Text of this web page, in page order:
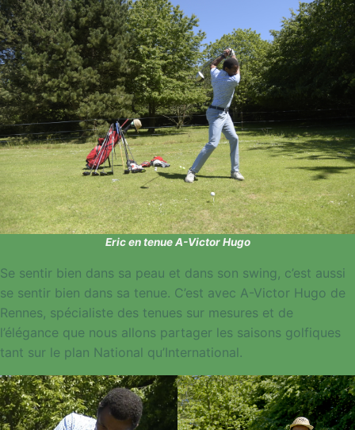
Eric en tenue A-Victor Hugo
Se sentir bien dans sa peau et dans son swing, c’est aussi
se sentir bien dans sa tenue. C’est avec A-Victor Hugo de
Rennes, spécialiste des tenues sur mesures et de
l’élégance que nous allons partager les saisons golfiques
tant sur le plan National qu’International.